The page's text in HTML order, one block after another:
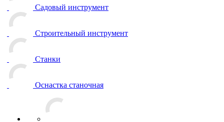
Садовый инструмент
Строительный инструмент
Станки
Оснастка станочная